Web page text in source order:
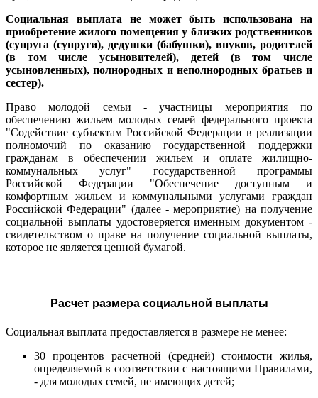
Социальная выплата не может быть использована на
приобретение жилого помещения у близких родственников
(супруга (супруги), дедушки (бабушки), внуков, родителей
(в том числе усыновителей), детей (в том числе
усыновленных), полнородных и неполнородных братьев и
сестер).
Право молодой семьи - участницы мероприятия по
обеспечению жильем молодых семей федерального проекта
"Содействие субъектам Российской Федерации в реализации
полномочий по оказанию государственной поддержки
гражданам в обеспечении жильем и оплате жилищно-
коммунальных услуг" государственной программы
Российской Федерации "Обеспечение доступным и
комфортным жильем и коммунальными услугами граждан
Российской Федерации" (далее - мероприятие) на получение
социальной выплаты удостоверяется именным документом -
свидетельством о праве на получение социальной выплаты,
которое не является ценной бумагой.
Расчет размера социальной выплаты
Социальная выплата предоставляется в размере не менее:
30 процентов расчетной (средней) стоимости жилья,
определяемой в соответствии с настоящими Правилами,
- для молодых семей, не имеющих детей;